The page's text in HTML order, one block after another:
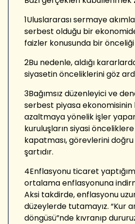
1Uluslararası sermaye
serbest olduğu bir
faizler konusunda bir
2Bu nedenle, aldığı
siyasetin önceliklerini göz
3Bağımsız düzenleyici ve
serbest piyasa ekonomisinin
azaltmaya yönelik işler
kuruluşların siyasi
kapatması, görevlerini
şartıdır.
4Enflasyonu ticaret
ortalama enflasyonuna
Aksi takdirde, enflasyonu
düzeylerde tutamayız. “Kur
döngüsü”nde kıvranıp